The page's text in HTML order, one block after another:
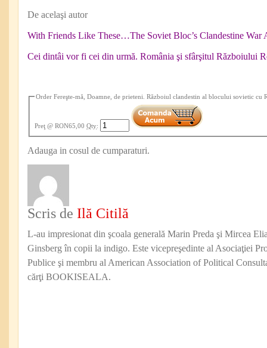
De acelaşi autor
With Friends Like These…The Soviet Bloc’s Clandestine War
Cei dintâi vor fi cei din urmă. România şi sfârşitul Războiului
Order Fereşte-mă, Doamne, de prieteni. Războiul clandestin al blocului sovietic cu
Preţ@ RON65,00 Qty:
Adauga in cosul de cumparaturi.
Scris de Ilă Citilă
L-au impresionat din şcoala generală Marin Preda şi Mircea
Ginsberg în copii la indigo. Este vicepreşedinte al Asociaţiei
Publice şi membru al American Association of Political
cărţi BOOKISEALA.